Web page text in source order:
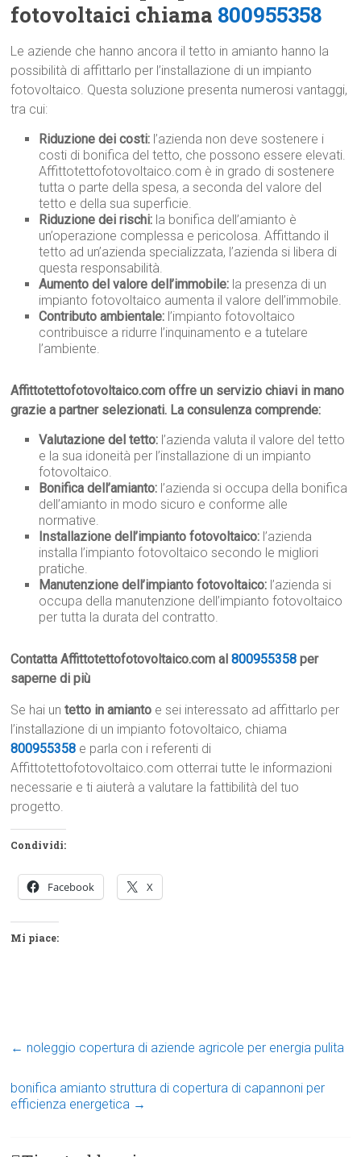
fotovoltaici chiama 800955358
Le aziende che hanno ancora il tetto in amianto hanno la
possibilità di affittarlo per l’installazione di un impianto
fotovoltaico. Questa soluzione presenta numerosi vantaggi,
tra cui:
Riduzione dei costi: l’azienda non deve sostenere i
costi di bonifica del tetto, che possono essere elevati.
Affittotettofotovoltaico.com è in grado di sostenere
tutta o parte della spesa, a seconda del valore del
tetto e della sua superficie.
Riduzione dei rischi: la bonifica dell’amianto è
un’operazione complessa e pericolosa. Affittando il
tetto ad un’azienda specializzata, l’azienda si libera di
questa responsabilità.
Aumento del valore dell’immobile: la presenza di un
impianto fotovoltaico aumenta il valore dell’immobile.
Contributo ambientale: l’impianto fotovoltaico
contribuisce a ridurre l’inquinamento e a tutelare
l’ambiente.
Affittotettofotovoltaico.com offre un servizio chiavi in mano
grazie a partner selezionati. La consulenza comprende:
Valutazione del tetto: l’azienda valuta il valore del tetto
e la sua idoneità per l’installazione di un impianto
fotovoltaico.
Bonifica dell’amianto: l’azienda si occupa della bonifica
dell’amianto in modo sicuro e conforme alle
normative.
Installazione dell’impianto fotovoltaico: l’azienda
installa l’impianto fotovoltaico secondo le migliori
pratiche.
Manutenzione dell’impianto fotovoltaico: l’azienda si
occupa della manutenzione dell’impianto fotovoltaico
per tutta la durata del contratto.
Contatta Affittotettofotovoltaico.com al800955358 per
saperne di più
Se hai untetto in amianto e sei interessato ad affittarlo per
l’installazione di un impianto fotovoltaico, chiama
800955358 e parla con i referenti di
Affittotettofotovoltaico.com otterrai tutte le informazioni
necessarie e ti aiuterà a valutare la fattibilità del tuo
progetto.
Condividi:
Facebook X
Mi piace:
← noleggio copertura di aziende agricole per energia pulita
bonifica amianto struttura di copertura di capannoni per
efficienza energetica →